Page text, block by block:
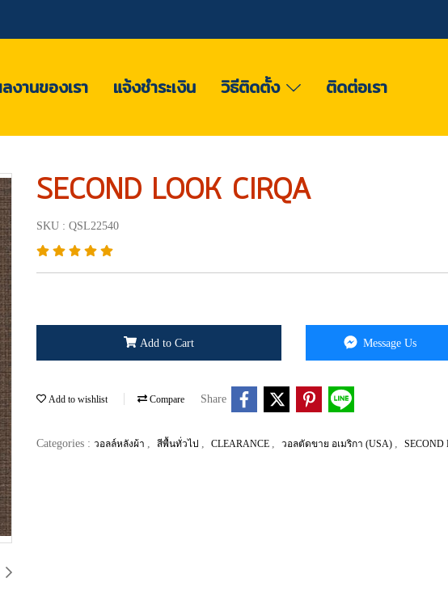
งานของเรา แจ้งชำระเงิน วิธีติดตั้ง ติดต่อเรา
SECOND LOOK CIRQA
SKU : QSL22540
Add to Cart Message Us
Add to wishlist Compare Share
Categories : วอลล์หลังผ้า สีพื้นทั่วไป CLEARANCE วอลตัดขาย อเมริกา (USA) SECOND